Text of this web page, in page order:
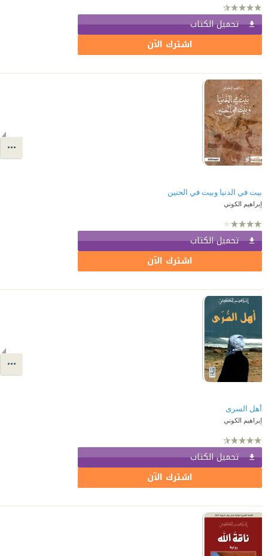
تحميل الكتاب
اشترك الآن
بيت في الدنيا وبيت في الحنين
إبراهيم الكوني
تحميل الكتاب
اشترك الآن
أهل السرى
إبراهيم الكوني
تحميل الكتاب
اشترك الآن